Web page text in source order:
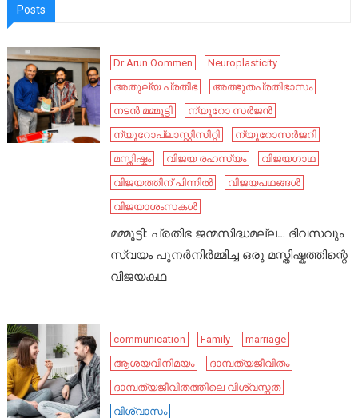
Posts
Dr Arun Oommen
Neuroplasticity
അതുല്യ പ്രതിഭ
അത്ഭുതപ്രതിഭാസം
നടൻ മമ്മൂട്ടി
ന്യൂറോ സർജൻ
ന്യൂറോപ്ലാസ്റ്റിസിറ്റി
ന്യൂറോസർജറി
മസ്തിഷ്കം
വിജയ രഹസ്യം
വിജയഗാഥ
വിജയത്തിന് പിന്നിൽ
വിജയപഥങ്ങൾ
വിജയാശംസകൾ
മമ്മൂട്ടി: പ്രതിഭ ജന്മസിദ്ധമല്ല… ദിവസവും
സ്വയം പുനർനിർമ്മിച്ച ഒരു മസ്തിഷ്കത്തിന്റെ
വിജയകഥ
communication Family
marriage
ആശയവിനിമയം
ദാമ്പത്യജീവിതം
ദാമ്പത്യജീവിതത്തിലെ വിശ്വസ്തത
വിശ്വാസം